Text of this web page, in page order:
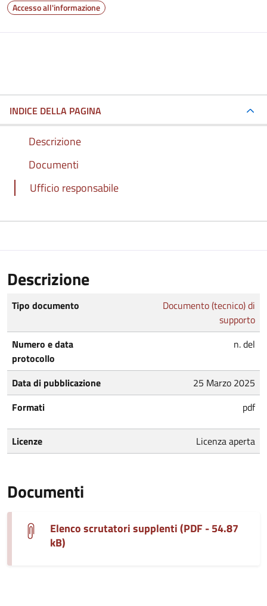
Accesso all'informazione
INDICE DELLA PAGINA
Descrizione
Documenti
Ufficio responsabile
Descrizione
Tipo documento
Documento (tecnico) di
supporto
Numero e data
protocollo
n. del
Data di pubblicazione
25 Marzo 2025
Formati
pdf
Licenze Licenza aperta
Documenti
Elenco scrutatori supplenti (PDF - 54.87
kB)